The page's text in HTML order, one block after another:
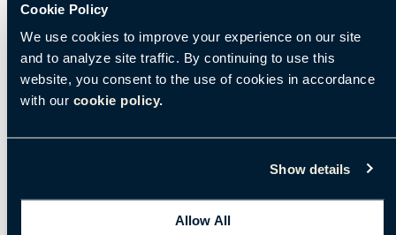
Cookie Policy
We use cookies to improve your experience on our site
and to analyze site traffic. By continuing to use this
website, you consent to the use of cookies in accordance
with our cookie policy.
Show details
Allow All
breiteren Tischplatte, wird in zwei der bestehenden
Versionen der Kollektion angeboten: Gong, mit matter
Lackierung in Weiß, Schlamm oder Anthrazit, und Gong
Lux, mit polierter Lackierung nur in der Option Blau
Metallic. Gong gibt es auch mit Standardmaßen in der
Variante Gong Terrazzo, die den Charme eines